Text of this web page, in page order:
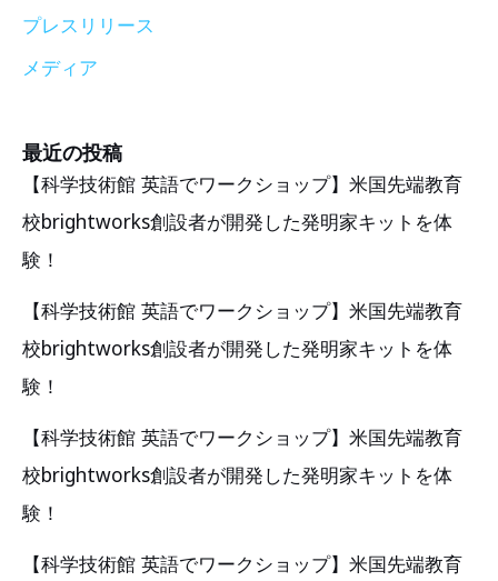
プレスリリース
メディア
最近の投稿
【科学技術館 英語でワークショップ】米国先端教育
校brightworks創設者が開発した発明家キットを体
験！
【科学技術館 英語でワークショップ】米国先端教育
校brightworks創設者が開発した発明家キットを体
験！
【科学技術館 英語でワークショップ】米国先端教育
校brightworks創設者が開発した発明家キットを体
験！
【科学技術館 英語でワークショップ】米国先端教育